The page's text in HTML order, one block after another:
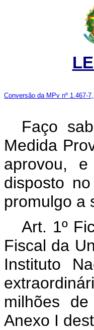
Conversão da MPv nº 1.467-
Faço
Medida
aprovou,
disposto
promulgo a
Art. 1º
Fiscal da
Instituto
milhões
Anexo I